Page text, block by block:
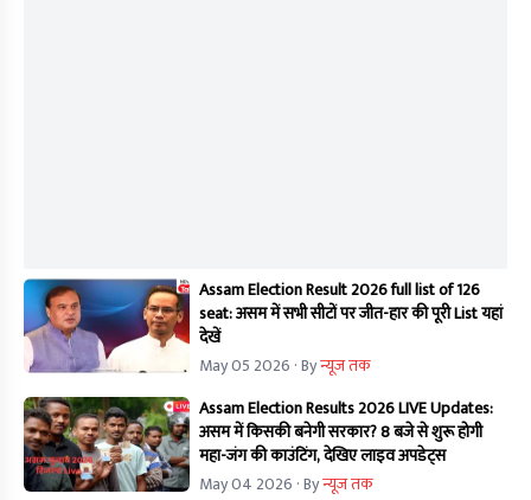
Assam Election Result 2026 full list of 126
seat: असम में सभी सीटों पर जीत-हार की पूरी List यहां
देखें
May 05 2026 · Byन्यूज तक
Assam Election Results 2026 LIVE Updates:
असम में किसकी बनेगी सरकार? 8 बजे से शुरू होगी
महा-जंग की काउंटिंग, देखिए लाइव अपडेट्स
May 04 2026 · Byन्यूज तक